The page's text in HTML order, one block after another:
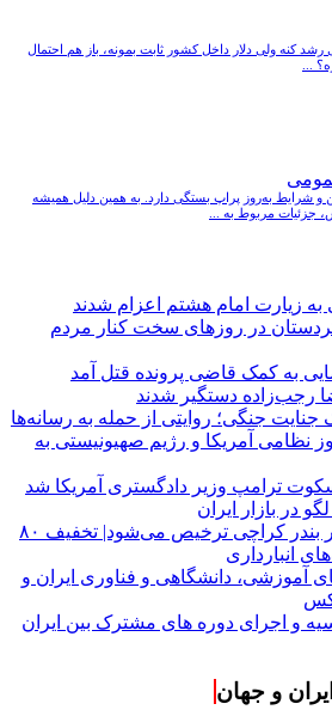
کنه ولی دلار داخل کشور ثابت بمونه، باز هم احتمال
...
و شرایط به‌روز پراپ بستگی دارد. به همین دلیل همیشه
جزئیات مربوط به ...
در روزهای سخت کنار مردم
به کمک قاضی پرونده قتل آمد
جنگی؛ روایتی از حمله به رسانه‌ها
نظامی آمریکا و رژیم صهیونیستی به
ترامپ وزیر دادگستری آمریکا شد
در بازار ایران
کانتینرهای ایرانی در بندر کراچی ترخیص می‌شود| تخفیف ۸۰
انبارداری
دانشگاهی و فناوری ایران و
و اجرای دوره های مشترک بین ایران
و جهان